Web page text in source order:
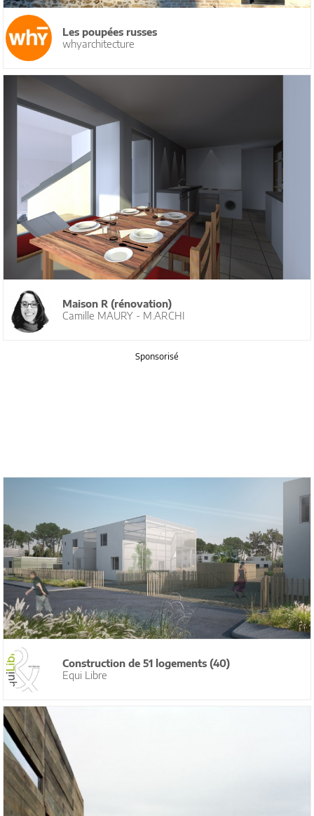
Les poupées russes
whyarchitecture
Maison R (rénovation)
Camille MAURY - M.ARCHI
Sponsorisé
Construction de 51 logements (40)
Equi Libre